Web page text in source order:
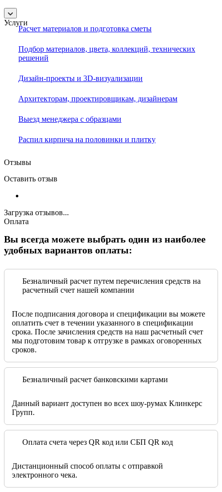
Услуги
Расчет материалов и подготовка сметы
Подбор материалов, цвета, коллекций, технических
решений
Дизайн-проекты и 3D-визуализации
Архитекторам, проектировщикам, дизайнерам
Выезд менеджера с образцами
Распил кирпича на половинки и плитку
Отзывы
Оставить отзыв
Загрузка отзывов...
Оплата
Вы всегда можете выбрать один из наиболее
удобных вариантов оплаты:
Безналичный расчет путем перечисления средств на
расчетный счет нашей компании
После подписания договора и спецификации вы можете
оплатить счет в течении указанного в спецификации
срока. После зачисления средств на наш расчетный счет
мы подготовим товар к отгрузке в рамках оговоренных
сроков.
Безналичный расчет банковскими картами
Данный вариант доступен во всех шоу-румах Клинкерс
Групп.
Оплата счета через QR код или СБП QR код
Дистанционный способ оплаты с отправкой
электронного чека.